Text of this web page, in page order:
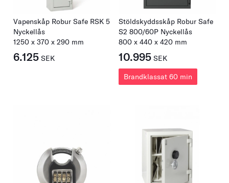
Vapenskåp Robur Safe RSK 5
Nyckellås
1250 x 370 x 290 mm
6.125 SEK
Stöldskyddsskåp Robur Safe
S2 800/60P Nyckellås
800 x 440 x 420 mm
10.995 SEK
Brandklassat 60 min